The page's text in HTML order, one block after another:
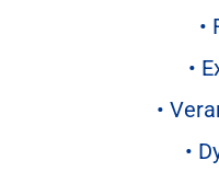
•
•
•
•